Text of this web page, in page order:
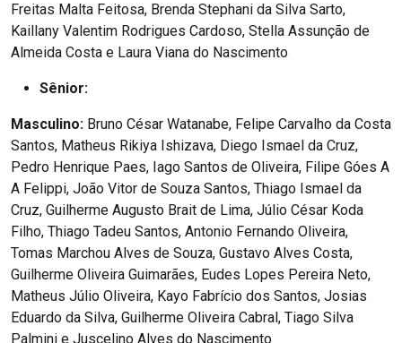
Freitas Malta Feitosa, Brenda Stephani da Silva Sarto,
Kaillany Valentim Rodrigues Cardoso, Stella Assunção de
Almeida Costa e Laura Viana do Nascimento
Sênior:
Masculino: Bruno César Watanabe, Felipe Carvalho da Costa
Santos, Matheus Rikiya Ishizava, Diego Ismael da Cruz,
Pedro Henrique Paes, Iago Santos de Oliveira, Filipe Góes A
A Felippi, João Vitor de Souza Santos, Thiago Ismael da
Cruz, Guilherme Augusto Brait de Lima, Júlio César Koda
Filho, Thiago Tadeu Santos, Antonio Fernando Oliveira,
Tomas Marchou Alves de Souza, Gustavo Alves Costa,
Guilherme Oliveira Guimarães, Eudes Lopes Pereira Neto,
Matheus Júlio Oliveira, Kayo Fabrício dos Santos, Josias
Eduardo da Silva, Guilherme Oliveira Cabral, Tiago Silva
Palmini e Juscelino Alves do Nascimento